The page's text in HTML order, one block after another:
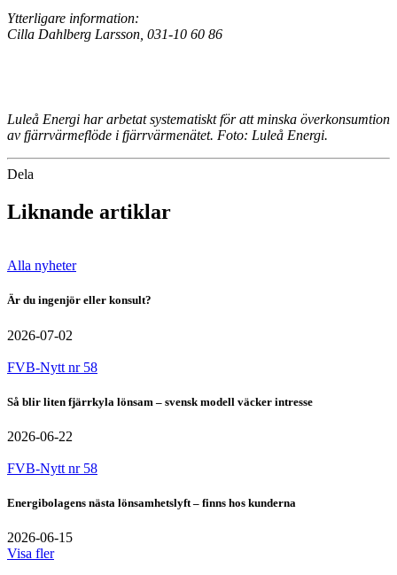
Ytterligare information:
Cilla Dahlberg Larsson, 031-10 60 86
Luleå Energi har arbetat systematiskt för att minska överkonsumtion
av fjärrvärmeflöde i fjärrvärmenätet. Foto: Luleå Energi.
Dela
Liknande artiklar
Alla nyheter
Är du ingenjör eller konsult?
2026-07-02
FVB-Nytt nr 58
Så blir liten fjärrkyla lönsam – svensk modell väcker intresse
2026-06-22
FVB-Nytt nr 58
Energibolagens nästa lönsamhetslyft – finns hos kunderna
2026-06-15
Visa fler